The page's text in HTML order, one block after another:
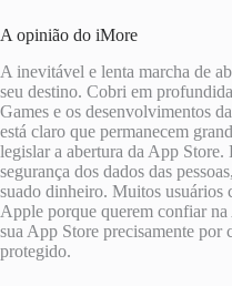
A opinião do iMore
A inevitável e lenta marcha de
seu destino. Cobri em
Games e os desenvolvimentos
está claro que permanecem
legislar a abertura da App Store.
segurança dos dados das
suado dinheiro. Muitos usuários
Apple porque querem confiar
sua App Store precisamente por
protegido.